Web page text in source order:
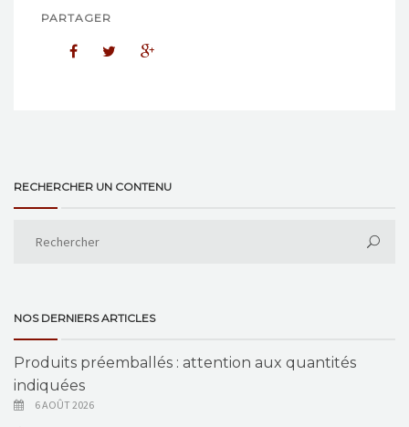
PARTAGER
RECHERCHER UN CONTENU
NOS DERNIERS ARTICLES
Produits préemballés : attention aux quantités
indiquées
6 AOÛT 2026